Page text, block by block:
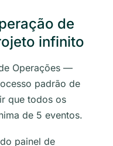
de
infinito
Operações —
padrão de
que todos os
de 5 eventos.
painel de